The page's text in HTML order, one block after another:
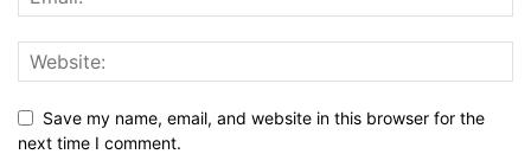
Save my name, email, and website in this browser for the
next time I comment.